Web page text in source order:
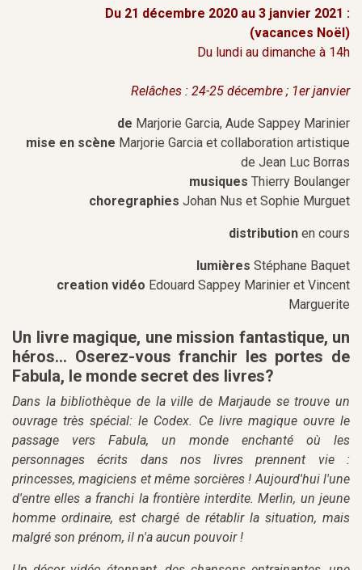
Du 21 décembre 2020 au 3 janvier 2021 :
(vacances Noël)
Du lundi au dimanche à 14h
Relâches : 24-25 décembre ; 1er janvier
de Marjorie Garcia, Aude Sappey Marinier
mise en scène Marjorie Garcia et collaboration artistique
de Jean Luc Borras
musiques Thierry Boulanger
choregraphies Johan Nus et Sophie Murguet
distribution en cours
lumières Stéphane Baquet
creation vidéo Edouard Sappey Marinier et Vincent
Marguerite
Un livre magique, une mission fantastique, un
héros... Oserez-vous franchir les portes de
Fabula, le monde secret des livres?
Dans la bibliothèque de la ville de Marjaude se trouve un
ouvrage très spécial: le Codex. Ce livre magique ouvre le
passage vers Fabula, un monde enchanté où les
personnages écrits dans nos livres prennent vie :
princesses, magiciens et même sorcières ! Aujourd'hui l'une
d'entre elles a franchi la frontière interdite. Merlin, un jeune
homme ordinaire, est chargé de rétablir la situation, mais
malgré son prénom, il n'a aucun pouvoir !